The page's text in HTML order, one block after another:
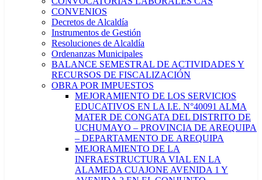
CONVENIOS
Decretos de Alcaldía
Instrumentos de Gestión
Resoluciones de Alcaldía
Ordenanzas Municipales
BALANCE SEMESTRAL DE ACTIVIDADES Y
RECURSOS DE FISCALIZACIÓN
OBRA POR IMPUESTOS
MEJORAMIENTO DE LOS SERVICIOS
EDUCATIVOS EN LA I.E. N°40091 ALMA
MATER DE CONGATA DEL DISTRITO DE
UCHUMAYO – PROVINCIA DE AREQUIPA
– DEPARTAMENTO DE AREQUIPA
MEJORAMIENTO DE LA
INFRAESTRUCTURA VIAL EN LA
ALAMEDA CUAJONE AVENIDA 1 Y